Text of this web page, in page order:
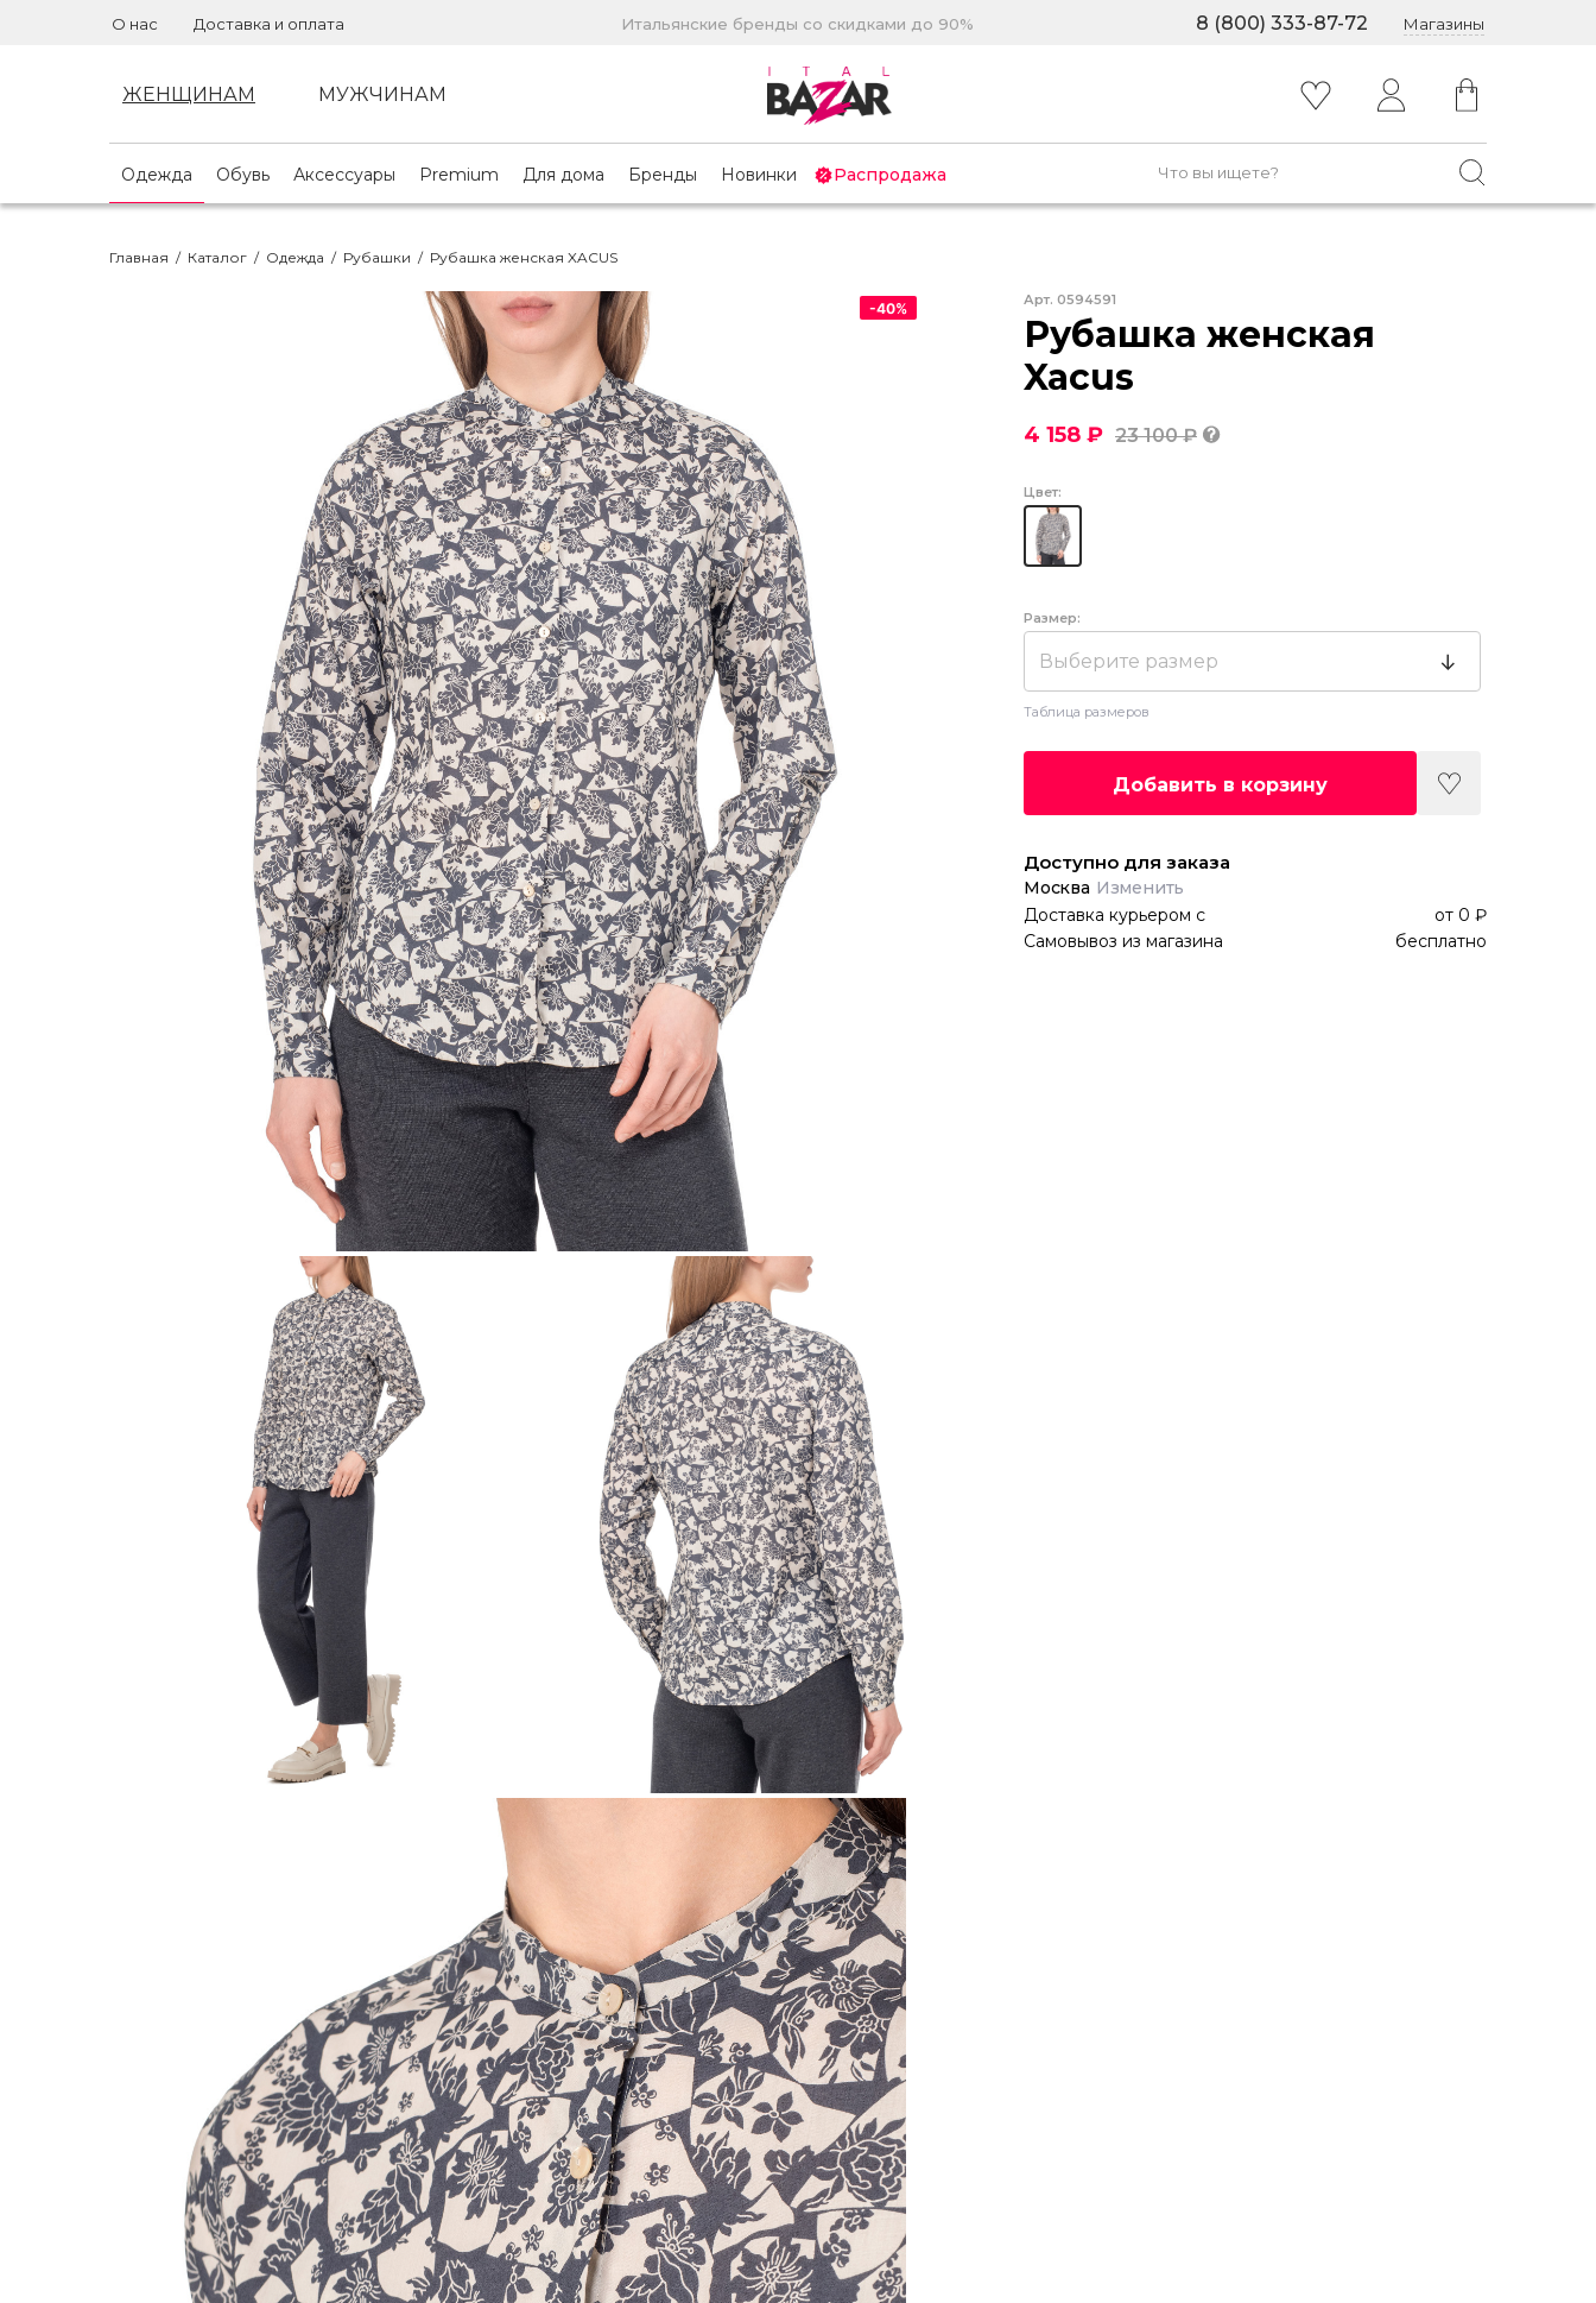
О нас Доставка и оплата Итальянские бренды со скидками до 90% 8 (800) 333-87-72 Магазины
ЖЕНЩИНАМ МУЖЧИНАМ
Одежда Обувь Аксессуары Premium Для дома Бренды Новинки Распродажа
Главная / Каталог / Одежда / Рубашки / Рубашка женская XACUS
-40% Арт. 0594591
Рубашка женская
Xacus
4 158 ₽ 23 100 ₽
Цвет:
Размер:
Выберите размер
Таблица размеров
Добавить в корзину
Доступно для заказа
Москва Изменить
Доставка курьером с от 0 ₽
Самовывоз из магазина
бесплатно